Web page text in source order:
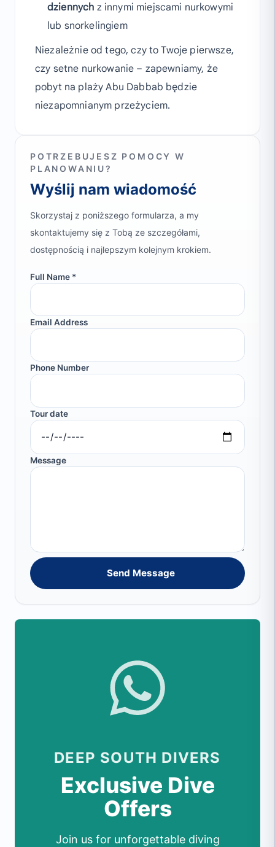
dziennych z innymi miejscami nurkowymi
lub snorkelingiem
Niezależnie od tego, czy to Twoje pierwsze,
czy setne nurkowanie – zapewniamy, że
pobyt na plaży Abu Dabbab będzie
niezapomnianym przeżyciem.
POTRZEBUJESZ POMOCY W
PLANOWANIU?
Wyślij nam wiadomość
Skorzystaj z poniższego formularza, a my
skontaktujemy się z Tobą ze szczegółami,
dostępnością i najlepszym kolejnym krokiem.
Full Name *
Email Address
Phone Number
Tour date
Message
Send Message
DEEP SOUTH DIVERS
Exclusive Dive
Offers
Join us for unforgettable diving